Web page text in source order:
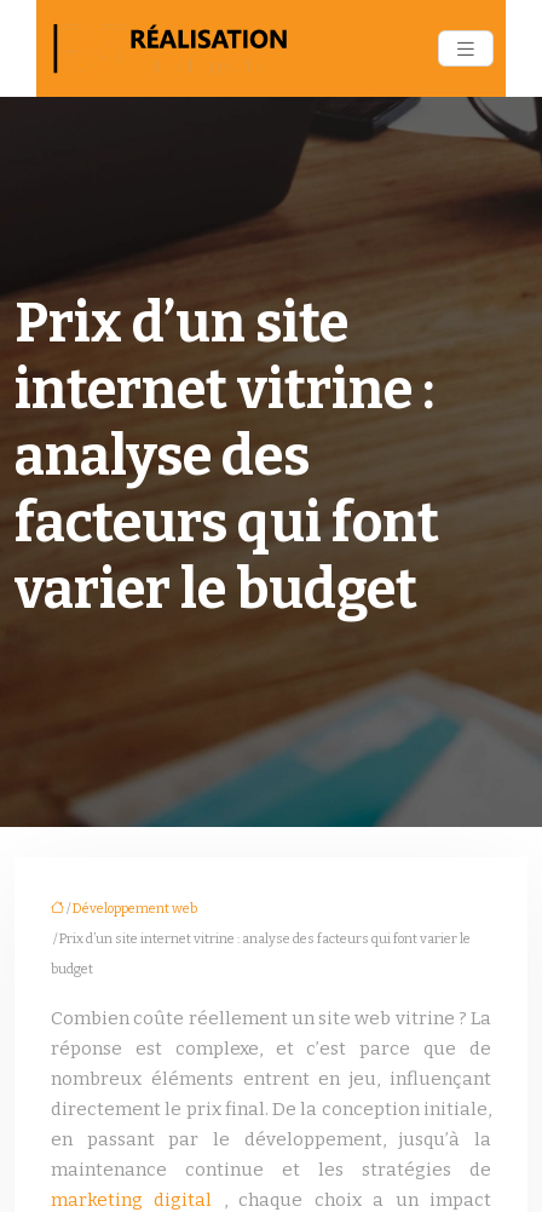
Prix d’un site
internet vitrine :
analyse des
facteurs qui font
varier le budget
/Développement web
/ Prix d’un site internet vitrine : analyse des facteurs qui font varier le
budget
Combien coûte réellement un site web vitrine ? La
réponse est complexe, et c’est parce que de
nombreux éléments entrent en jeu, influençant
directement le prix final. De la conception initiale,
en passant par le développement, jusqu’à la
maintenance continue et les stratégies de
marketing digital , chaque choix a un impact